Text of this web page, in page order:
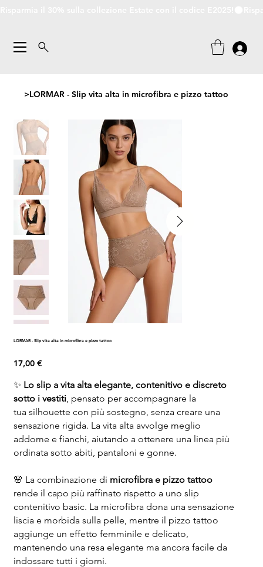
>​​​​​​​LORMAR - Slip vita alta in microfibra e pizzo tattoo
​​​​​​​LORMAR - Slip vita alta in microfibra e pizzo tattoo
Prezzo
17,00 €
✨ Lo slip a vita alta elegante, contenitivo e discreto
sotto i vestiti, pensato per accompagnare la
tua silhouette con più sostegno, senza creare una
sensazione rigida. La vita alta avvolge meglio
addome e fianchi, aiutando a ottenere una linea più
ordinata sotto abiti, pantaloni e gonne.
🌸 La combinazione di microfibra e pizzo tattoo
rende il capo più raffinato rispetto a uno slip
contenitivo basic. La microfibra dona una sensazione
liscia e morbida sulla pelle, mentre il pizzo tattoo
aggiunge un effetto femminile e delicato,
mantenendo una resa elegante ma ancora facile da
indossare tutti i giorni.